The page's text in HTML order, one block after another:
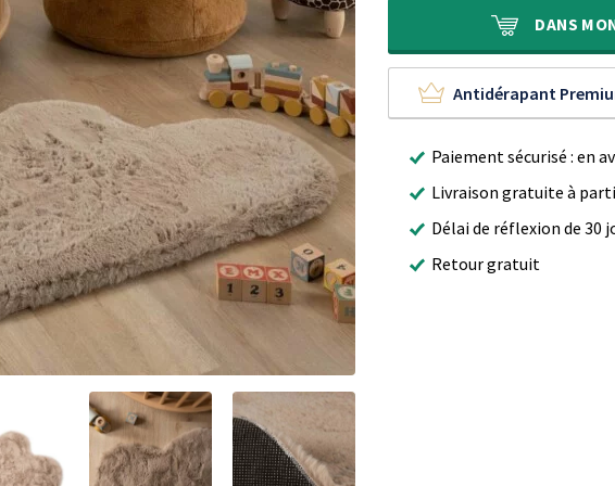
59,90 €.
39,90 €.
DANS
Antidérapant
Paiement sécurisé : en
Livraison gratuite à
Délai de réflexion de 30
Retour gratuit